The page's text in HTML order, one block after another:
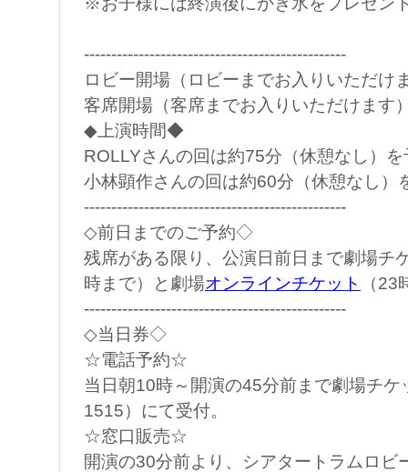
------------------------------------------------
ロビー開場（ロビーまでお入りいただ
客席開場（客席までお入りいただけま
◆上演時間◆
ROLLYさんの回は約75分（休憩なし）
小林顕作さんの回は約60分（休憩なし）
------------------------------------------------
◇前日までのご予約◇
残席がある限り、公演日前日まで劇場
時まで）と劇場オンラインチケット
（
------------------------------------------------
◇当日券◇
☆電話予約☆
当日朝10時～開演の45分前まで劇場チ
1515）にて受付。
☆窓口販売☆
開演の30分前より、シアタートラムロビ